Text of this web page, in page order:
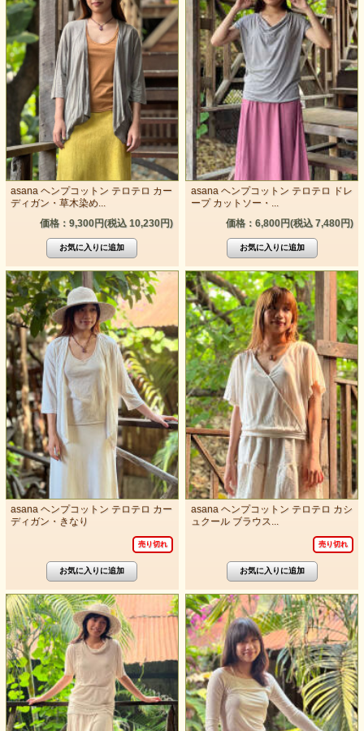
asana ヘンプコットン テロテロ カー
ディガン・草木染め...
価格：9,300円(税込 10,230円)
asana ヘンプコットン テロテロ ドレ
ープ カットソー・...
価格：6,800円(税込 7,480円)
asana ヘンプコットン テロテロ カー
ディガン・きなり
売り切れ
asana ヘンプコットン テロテロ カシ
ュクール ブラウス...
売り切れ